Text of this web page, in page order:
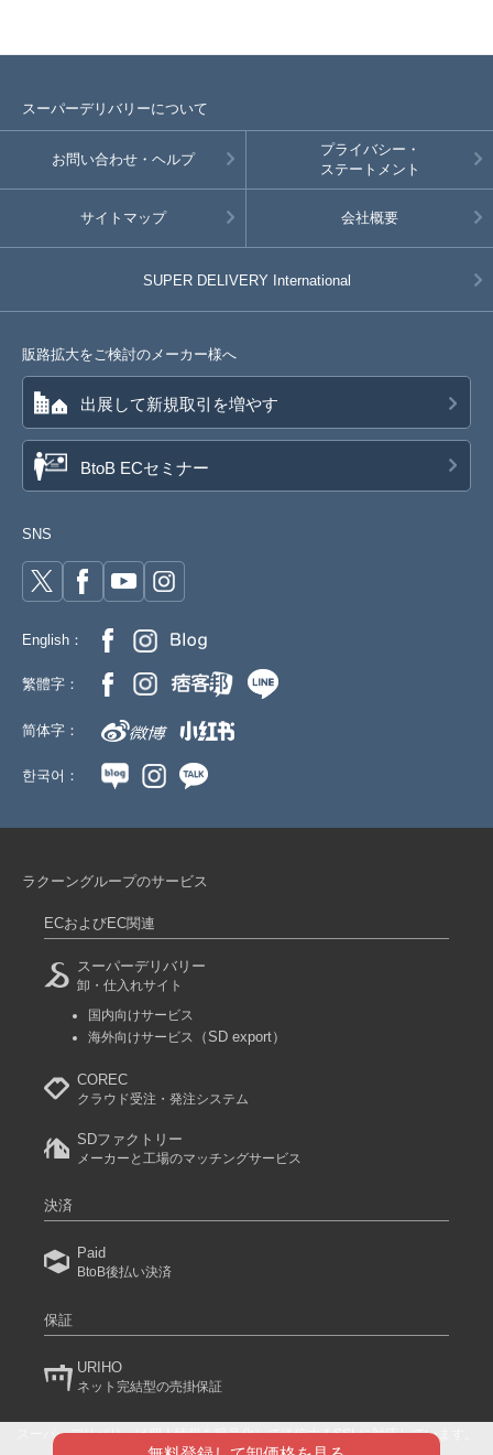
スーパーデリバリーについて
お問い合わせ・ヘルプ
プライバシー・
ステートメント
サイトマップ 会社概要
SUPER DELIVERY International
販路拡大をご検討のメーカー様へ
出展して新規取引を増やす
BtoB ECセミナー
SNS
English：
繁體字：
简体字：
한국어：
ラクーングループのサービス
ECおよびEC関連
スーパーデリバリー
卸・仕入れサイト
国内向けサービス
海外向けサービス
（SD export）
COREC
クラウド受注・発注システム
SDファクトリー
メーカーと工場のマッチングサービス
決済
Paid
BtoB後払い決済
保証
URIHO
ネット完結型の売掛保証
スーパーデリバリーは個人情報を暗号化して送信するSSLに対応しています。
(C) 2024 RACCOON COMMERCE, Inc. All rights reserved.